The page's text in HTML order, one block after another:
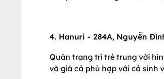
4. Hanuri - 284A, Nguyễn
Quán trang trí trẻ trung với
và giá cả phù hợp với cả sinh